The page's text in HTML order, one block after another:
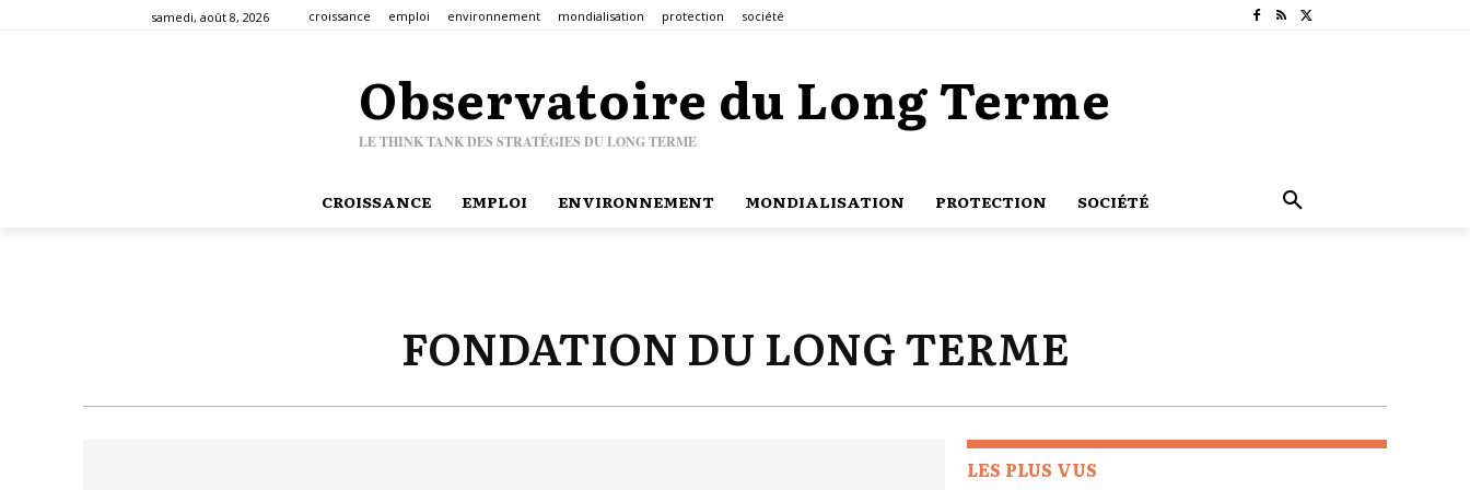
samedi, août 8, 2026 croissance emploi environnement mondialisation protection société
Observatoire du Long Terme
LE THINK TANK DES STRATÉGIES DU LONG TERME
CROISSANCE EMPLOI ENVIRONNEMENT MONDIALISATION PROTECTION SOCIÉTÉ
FONDATION DU LONG TERME
LES PLUS VUS